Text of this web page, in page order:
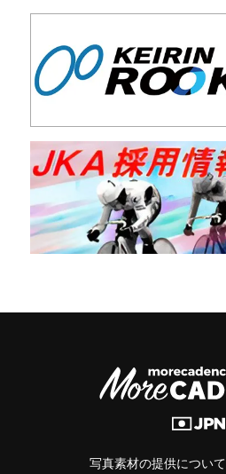
写真素材の提供について